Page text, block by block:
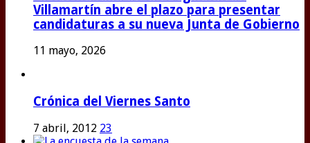
Villamartín abre el plazo para presentar
candidaturas a su nueva Junta de Gobierno
11 mayo, 2026
Crónica del Viernes Santo
7 abril, 2012 23